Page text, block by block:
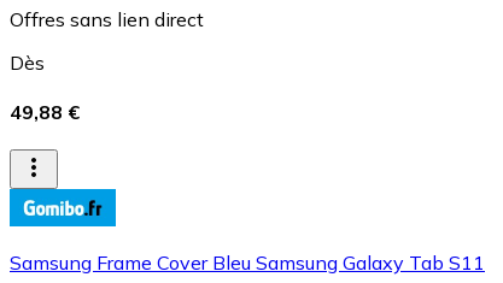
Offres sans lien direct
Dès
49,88 €
Samsung Frame Cover Bleu Samsung Galaxy Tab S11